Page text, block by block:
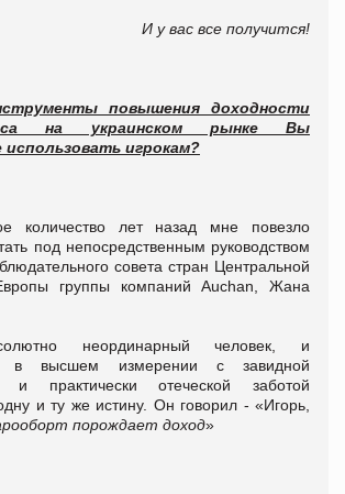
И у вас все получится!
повышения доходности
на украинском рынке Вы
использовать игрокам?
количество лет назад мне повезло
под непосредственным руководством
совета стран Центральной
группы компаний Auchan, Жана
неординарный человек, и
в высшем измерении с завидной
и практически отеческой заботой
и ту же истину. Он говорил - «Игорь,
порождает доход»